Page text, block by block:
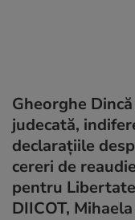
Gheorghe
judecată,
declarațiile
cereri de
pentru
DIICOT,